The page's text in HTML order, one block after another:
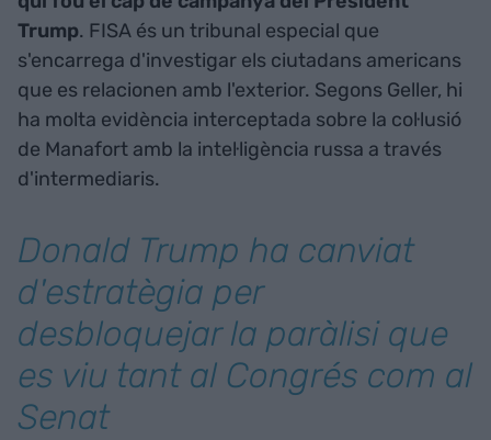
Trump. FISA és un tribunal especial que
s'encarrega d'investigar els ciutadans americans
que es relacionen amb l'exterior. Segons Geller, hi
ha molta evidència interceptada sobre la col·lusió
de Manafort amb la intel·ligència russa a través
d'intermediaris.
Donald Trump ha canviat
d'estratègia per
desbloquejar la paràlisi que
es viu tant al Congrés com al
Senat